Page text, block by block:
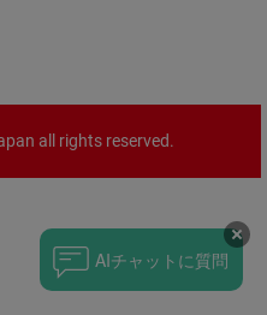
all rights reserved.
AIチャットに質問